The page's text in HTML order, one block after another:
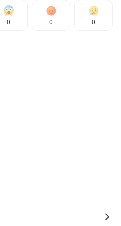
0 0 0